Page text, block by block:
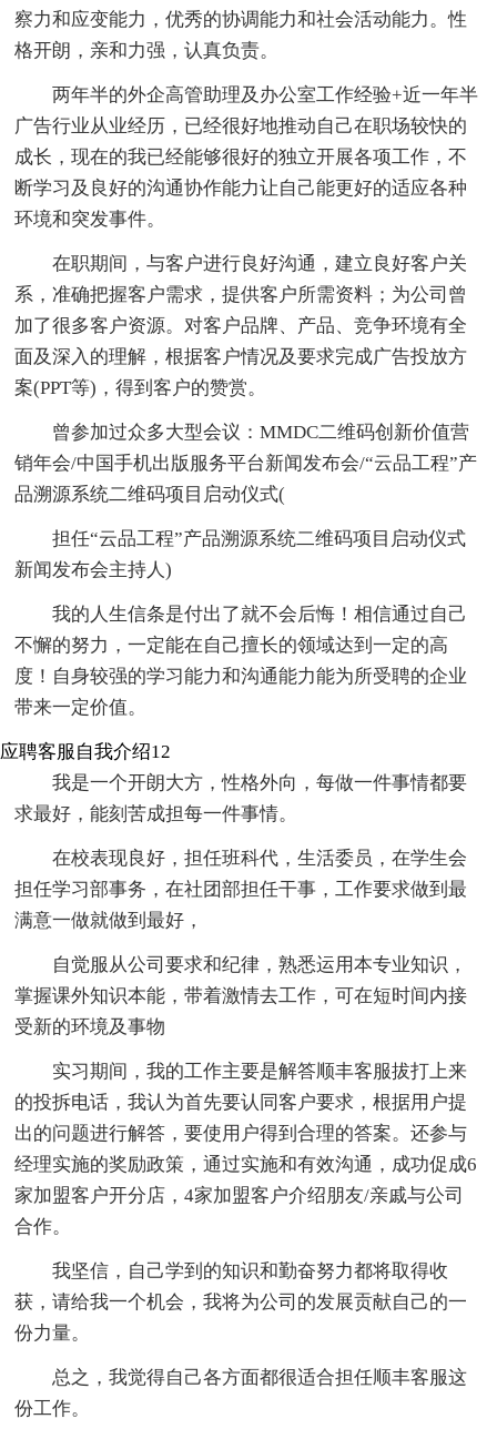
察力和应变能力，优秀的协调能力和社会活动能力。性
格开朗，亲和力强，认真负责。
两年半的外企高管助理及办公室工作经验+近一年半
广告行业从业经历，已经很好地推动自己在职场较快的
成长，现在的我已经能够很好的独立开展各项工作，不
断学习及良好的沟通协作能力让自己能更好的适应各种
环境和突发事件。
在职期间，与客户进行良好沟通，建立良好客户关
系，准确把握客户需求，提供客户所需资料；为公司曾
加了很多客户资源。对客户品牌、产品、竞争环境有全
面及深入的理解，根据客户情况及要求完成广告投放方
案(PPT等)，得到客户的赞赏。
曾参加过众多大型会议：MMDC二维码创新价值营
销年会/中国手机出版服务平台新闻发布会/“云品工程”产
品溯源系统二维码项目启动仪式(
担任“云品工程”产品溯源系统二维码项目启动仪式
新闻发布会主持人)
我的人生信条是付出了就不会后悔！相信通过自己
不懈的努力，一定能在自己擅长的领域达到一定的高
度！自身较强的学习能力和沟通能力能为所受聘的企业
带来一定价值。
应聘客服自我介绍12
我是一个开朗大方，性格外向，每做一件事情都要
求最好，能刻苦成担每一件事情。
在校表现良好，担任班科代，生活委员，在学生会
担任学习部事务，在社团部担任干事，工作要求做到最
满意一做就做到最好，
自觉服从公司要求和纪律，熟悉运用本专业知识，
掌握课外知识本能，带着激情去工作，可在短时间内接
受新的环境及事物
实习期间，我的工作主要是解答顺丰客服拔打上来
的投拆电话，我认为首先要认同客户要求，根据用户提
出的问题进行解答，要使用户得到合理的答案。还参与
经理实施的奖励政策，通过实施和有效沟通，成功促成6
家加盟客户开分店，4家加盟客户介绍朋友/亲戚与公司
合作。
我坚信，自己学到的知识和勤奋努力都将取得收
获，请给我一个机会，我将为公司的发展贡献自己的一
份力量。
总之，我觉得自己各方面都很适合担任顺丰客服这
份工作。